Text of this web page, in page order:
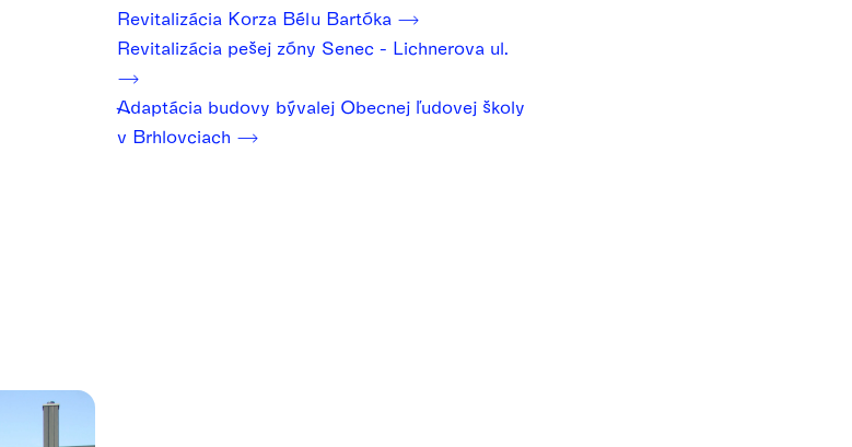
Revitalizácia Korza Bélu Bartóka
Revitalizácia pešej zóny Senec - Lichnerova ul.
Adaptácia budovy bývalej Obecnej ľudovej školy
v Brhlovciach